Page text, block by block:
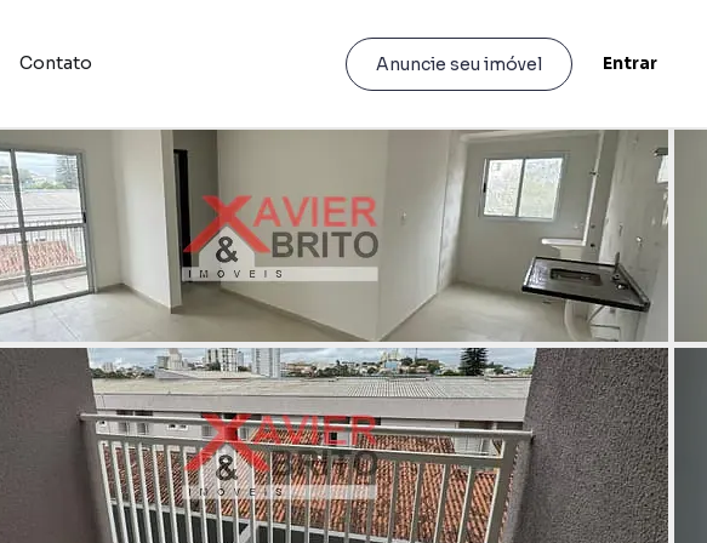
Contato Anuncie seu imóvel Entrar